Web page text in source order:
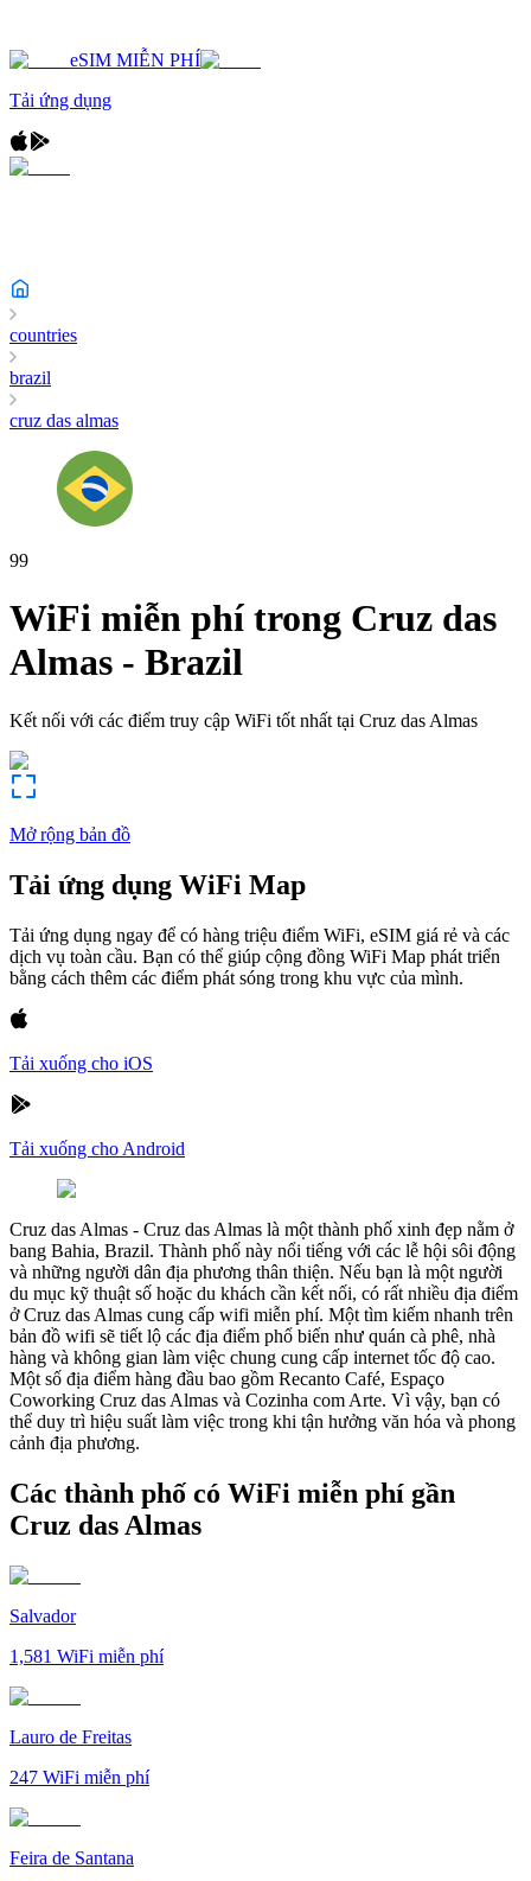
eSIM MIỄN PHÍ
Tải ứng dụng
countries
brazil
cruz das almas
99
WiFi miễn phí trong Cruz das
Almas - Brazil
Kết nối với các điểm truy cập WiFi tốt nhất tại Cruz das Almas
Mở rộng bản đồ
Tải ứng dụng WiFi Map
Tải ứng dụng ngay để có hàng triệu điểm WiFi, eSIM giá rẻ và các
dịch vụ toàn cầu. Bạn có thể giúp cộng đồng WiFi Map phát triển
bằng cách thêm các điểm phát sóng trong khu vực của mình.
Tải xuống cho iOS
Tải xuống cho Android
Cruz das Almas - Cruz das Almas là một thành phố xinh đẹp nằm ở
bang Bahia, Brazil. Thành phố này nổi tiếng với các lễ hội sôi động
và những người dân địa phương thân thiện. Nếu bạn là một người
du mục kỹ thuật số hoặc du khách cần kết nối, có rất nhiều địa điểm
ở Cruz das Almas cung cấp wifi miễn phí. Một tìm kiếm nhanh trên
bản đồ wifi sẽ tiết lộ các địa điểm phổ biến như quán cà phê, nhà
hàng và không gian làm việc chung cung cấp internet tốc độ cao.
Một số địa điểm hàng đầu bao gồm Recanto Café, Espaço
Coworking Cruz das Almas và Cozinha com Arte. Vì vậy, bạn có
thể duy trì hiệu suất làm việc trong khi tận hưởng văn hóa và phong
cảnh địa phương.
Các thành phố có WiFi miễn phí gần
Cruz das Almas
Salvador
1,581 WiFi miễn phí
Lauro de Freitas
247 WiFi miễn phí
Feira de Santana